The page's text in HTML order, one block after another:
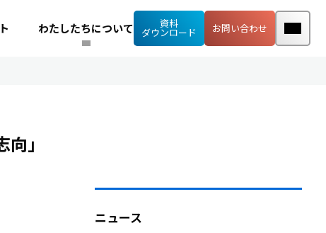
わたしたちについて
資料
ダウンロード
お問い合わせ
」
ニュース